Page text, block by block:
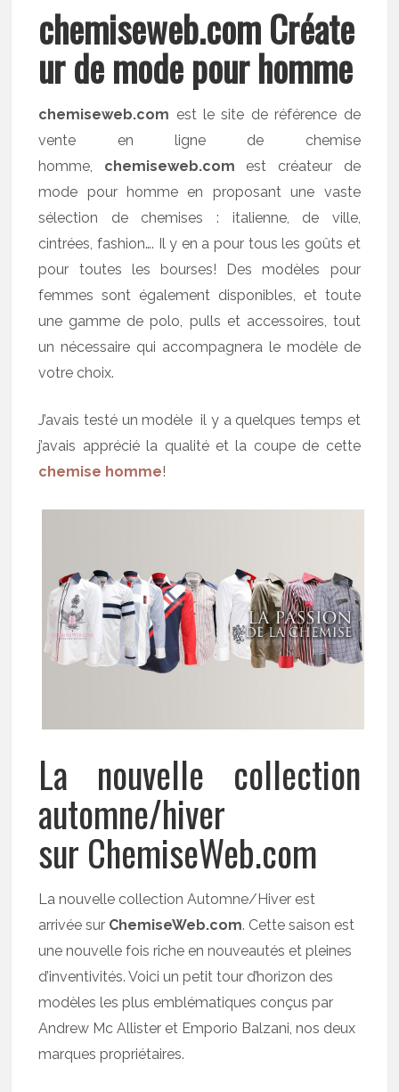
chemiseweb.com Créate
ur de mode pour homme
chemiseweb.com est le site de référence de
vente en ligne de chemise
homme, chemiseweb.com est créateur de
mode pour homme en proposant une vaste
sélection de chemises : italienne, de ville,
cintrées, fashion…. Il y en a pour tous les goûts et
pour toutes les bourses! Des modèles pour
femmes sont également disponibles, et toute
une gamme de polo, pulls et accessoires, tout
un nécessaire qui accompagnera le modèle de
votre choix.
J’avais testé un modèle il y a quelques temps et
j’avais apprécié la qualité et la coupe de cette
chemise homme!
La nouvelle collection
automne/hiver
sur ChemiseWeb.com
La nouvelle collection Automne/Hiver est
arrivée sur ChemiseWeb.com. Cette saison est
une nouvelle fois riche en nouveautés et pleines
d’inventivités. Voici un petit tour d’horizon des
modèles les plus emblématiques conçus par
Andrew Mc Allister et Emporio Balzani, nos deux
marques propriétaires.